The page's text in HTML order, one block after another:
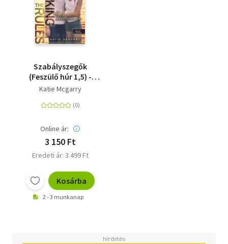
Szabályszegők
(Feszülő húr 1,5) -
puha kötés
Katie Mcgarry
Online ár:
3 150 Ft
Eredeti ár: 3 499 Ft
Kosárba
2 - 3 munkanap